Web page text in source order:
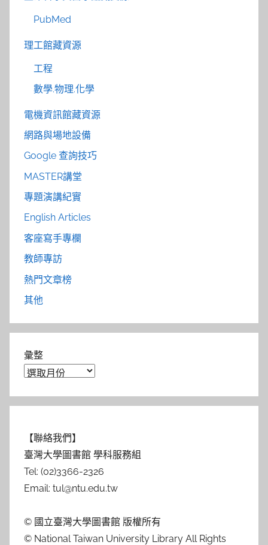
PubMed
理工館藏資源
工程
數學.物理.化學
電機資訊館藏資源
網路與場地設備
Google 查詢技巧
MASTER講堂
專題演講紀實
English Articles
客座寫手專欄
教師專訪
熱門文章榜
其他
彙整
【聯絡我們】
臺灣大學圖書館 學科服務組
Tel: (02)3366-2326
Email: tul@ntu.edu.tw
© 國立臺灣大學圖書館 版權所有
© National Taiwan University Library All Rights